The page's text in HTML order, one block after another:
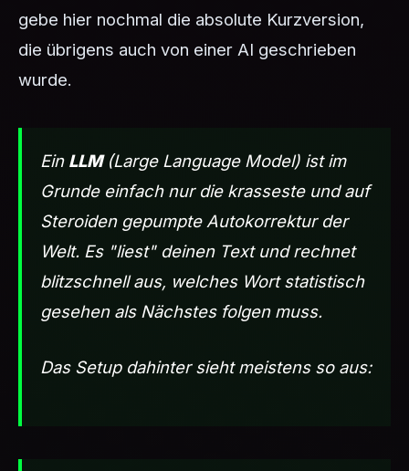
gebe hier nochmal die absolute Kurzversion,
die übrigens auch von einer AI geschrieben
wurde.
Ein LLM(Large Language Model) ist im
Grunde einfach nur die krasseste und auf
Steroiden gepumpte Autokorrektur der
Welt. Es "liest" deinen Text und rechnet
blitzschnell aus, welches Wort statistisch
gesehen als Nächstes folgen muss.
Das Setup dahinter sieht meistens so aus: